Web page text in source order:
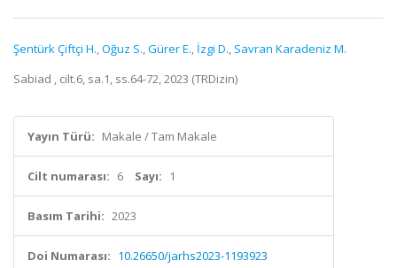
Şentürk Çiftçi H.,Oğuz S.,Gürer E., İzgi D., Savran Karadeniz M.
Sabiad , cilt.6, sa.1, ss.64-72, 2023 (TRDizin)
Yayın Türü: Makale / Tam Makale
Cilt numarası: 6 Sayı: 1
Basım Tarihi: 2023
Doi Numarası: 10.26650/jarhs2023-1193923